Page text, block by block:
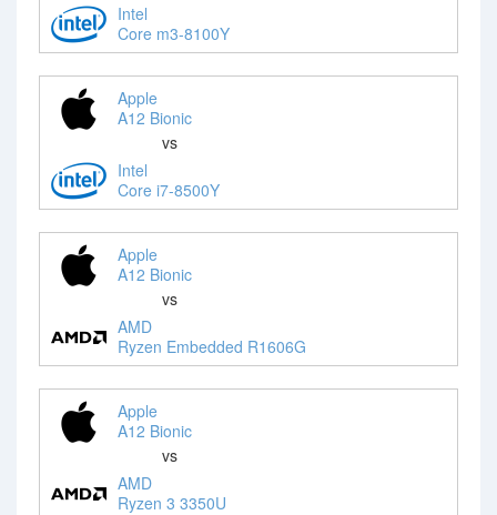
Intel
Core m3-8100Y
Apple
A12 Bionic
vs
Intel
Core i7-8500Y
Apple
A12 Bionic
vs
AMD
Ryzen Embedded R1606G
Apple
A12 Bionic
vs
AMD
Ryzen 3 3350U